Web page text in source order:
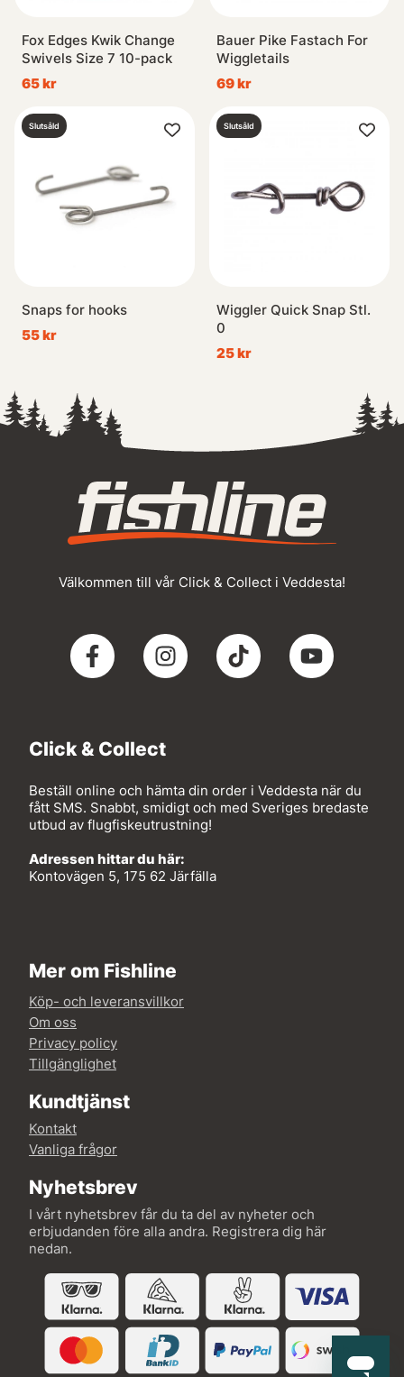
Fox Edges Kwik Change
Swivels Size 7 10-pack
65 kr
Bauer Pike Fastach For
Wiggletails
69 kr
Slutsåld
Snaps for hooks
55 kr
Slutsåld
Wiggler Quick Snap Stl.
0
25 kr
Välkommen till vår Click & Collect i Veddesta!
Click & Collect
Beställ online och hämta din order i Veddesta när du
fått SMS. Snabbt, smidigt och med Sveriges bredaste
utbud av flugfiskeutrustning!
Adressen hittar du här:
Kontovägen 5, 175 62 Järfälla
Mer om Fishline
Köp- och leveransvillkor
Om oss
Privacy policy
Tillgänglighet
Kundtjänst
Kontakt
Vanliga frågor
Nyhetsbrev
I vårt nyhetsbrev får du ta del av nyheter och
erbjudanden före alla andra. Registrera dig här
nedan.